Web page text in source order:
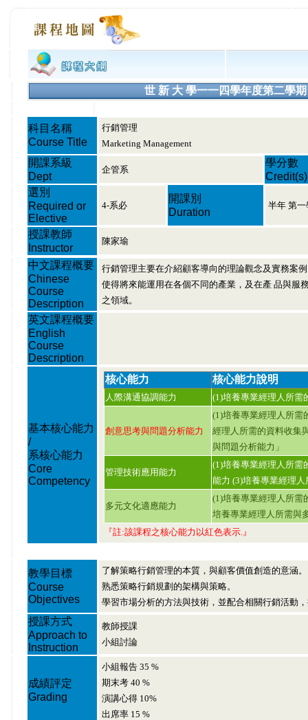
世 新 大 學一一四學年度第二學
科目名稱
Course Title
行銷管理
Marketing Management
開課系級
Dept
企管系
學分數
Credit(s)
選別
Required or
Elective
4-系必
開課別
Duration
半年 第一
授課教師
Instructor
陳家瑜
中文課程概要
Chinese
Course
Description
行銷管理主要在介紹顧客導向的理論觀念及實務案
使得將來能運用在各個不同的產業，及在產 品與服
之領域。
英文課程概要
English
Course
Description
基本核心能力
/
系核心能力
Core
Competency
核心能力 核心能力說明
人際溝通協調能力 (1)培養專業經理人所需
創意思考與問題分析能力
(1)培養專業經理人所需
經理人所需的資料收集
與問題分析能力」
管理技術應用能力
(1)培養專業經理人所需
能力 (3)培養專業經理
多元文化適應能力
(1)培養專業經理人所需
培養專業經理人所需與
『註:該課程之核心能力以紅色表示.』
教學目標
Course
Objectives
了解策略行銷管理的本質，與顧客價值創造的意涵。
熟悉策略行銷規劃的架構與策略。
學習市場分析的方法與技術，並配合相關行銷活動
授課方式
Approach to
Instruction
教師授課
小組討論
成績評定
Grading
小組報告 35 %
期末考 40 %
演講心得 10%
出席率 15 %